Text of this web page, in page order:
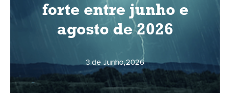
forte entre junho e
agosto de 2026
3 de Junho,2026